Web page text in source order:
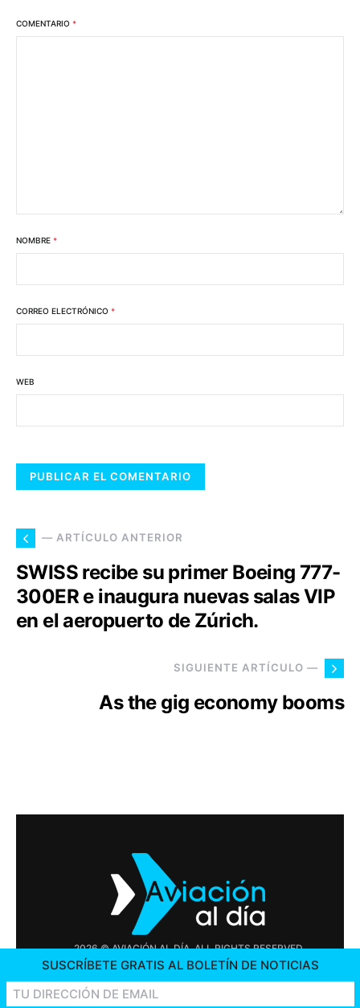
COMENTARIO *
NOMBRE *
CORREO ELECTRÓNICO *
WEB
— ARTÍCULO ANTERIOR
SWISS recibe su primer Boeing 777-
300ER e inaugura nuevas salas VIP
en el aeropuerto de Zúrich.
SIGUIENTE ARTÍCULO —
As the gig economy booms
2026 © AVIACIÓN AL DÍA. ALL RIGHTS RESERVED
OFERTAS DE TRABAJO
SUSCRÍBETE GRATIS AL BOLETÍN DE NOTICIAS